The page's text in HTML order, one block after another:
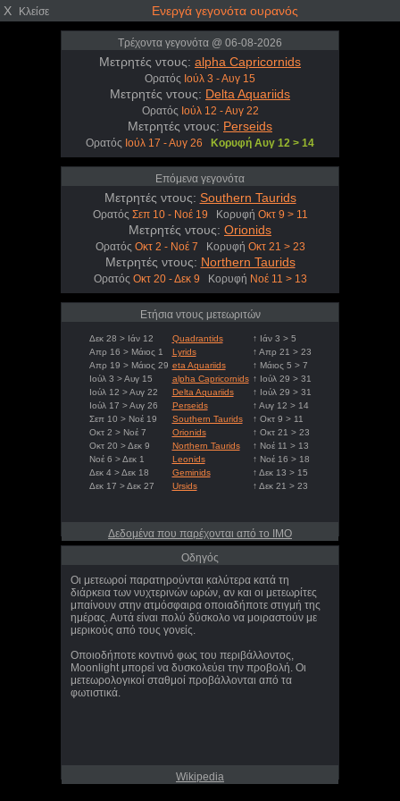
X Κλείσε Ενεργά γεγονότα ουρανός
Τρέχοντα γεγονότα @ 06-08-2026
Μετρητές ντους: alpha Capricornids
Ορατός Ιούλ 3 - Αυγ 15
Μετρητές ντους: Delta Aquariids
Ορατός Ιούλ 12 - Αυγ 22
Μετρητές ντους: Perseids
Ορατός Ιούλ 17 - Αυγ 26 Κορυφή Αυγ 12 > 14
Επόμενα γεγονότα
Μετρητές ντους: Southern Taurids
Ορατός Σεπ 10 - Νοέ 19 Κορυφή Οκτ 9 > 11
Μετρητές ντους: Orionids
Ορατός Οκτ 2 - Νοέ 7 Κορυφή Οκτ 21 > 23
Μετρητές ντους: Northern Taurids
Ορατός Οκτ 20 - Δεκ 9 Κορυφή Νοέ 11 > 13
Ετήσια ντους μετεωριτών
Δεκ 28 > Ιάν 12 Quadrantids
↑ Ιάν 3 > 5
Απρ 16 > Μάιος 1
Lyrids
↑ Απρ 21 > 23
Απρ 19 > Μάιος 29 eta Aquariids
↑ Μάιος 5 > 7
Ιούλ 3 > Αυγ 15
alpha Capricornids ↑ Ιούλ 29 > 31
Ιούλ 12 > Αυγ 22
Delta Aquariids
↑ Ιούλ 29 > 31
Ιούλ 17 > Αυγ 26
Perseids
↑ Αυγ 12 > 14
Σεπ 10 > Νοέ 19
Southern Taurids
↑ Οκτ 9 > 11
Οκτ 2 > Νοέ 7
Orionids
↑ Οκτ 21 > 23
Οκτ 20 > Δεκ 9
Northern Taurids
↑ Νοέ 11 > 13
Νοέ 6 > Δεκ 1
Leonids
↑ Νοέ 16 > 18
Δεκ 4 > Δεκ 18
Geminids
↑ Δεκ 13 > 15
Δεκ 17 > Δεκ 27
Ursids ↑ Δεκ 21 > 23
Δεδομένα που παρέχονται από το IMO
Οδηγός
Οι μετεωροί παρατηρούνται καλύτερα κατά τη
διάρκεια των νυχτερινών ωρών, αν και οι μετεωρίτες
μπαίνουν στην ατμόσφαιρα οποιαδήποτε στιγμή της
ημέρας. Αυτά είναι πολύ δύσκολο να μοιραστούν με
μερικούς από τους γονείς.
Οποιοδήποτε κοντινό φως του περιβάλλοντος,
Moonlight μπορεί να δυσκολεύει την προβολή. Οι
μετεωρολογικοί σταθμοί προβάλλονται από τα
φωτιστικά.
Wikipedia